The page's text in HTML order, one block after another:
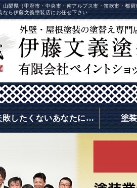
山梨県（甲府市・中央市・南アルプス市・笛吹市・都
なら伊藤文義塗装店にお任せ下さい
敗したくないあなたに… 塗